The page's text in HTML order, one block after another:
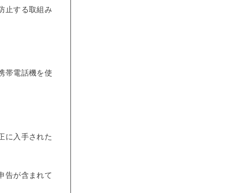
止する取組み
帯電話機を使
に入手された
告が含まれて